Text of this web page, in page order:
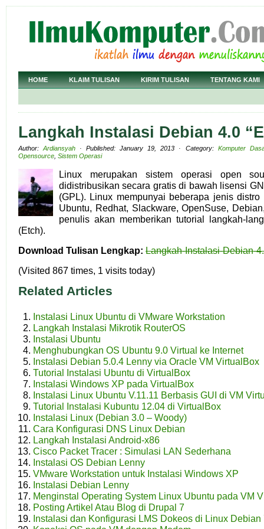
HOME KLAIM TULISAN KIRIM TULISAN TENTANG KAMI
Langkah Instalasi Debian 4.0
Author:Ardiansyah · Published: January 19, 2013 · Category: Komputer
Opensource Sistem Operasi
Linux merupakan sistem operasi open
didistribusikan secara gratis di bawah lisensi
(GPL). Linux mempunyai beberapa jenis
Ubuntu, Redhat, Slackware, OpenSuse,
penulis akan memberikan tutorial langkah-
(Etch).
Download Tulisan Lengkap: Langkah-Instalasi-Debian-
(Visited 867 times, 1 visits today)
Related Articles
Instalasi Linux Ubuntu di VMware Workstation
Langkah Instalasi Mikrotik RouterOS
Instalasi Ubuntu
Menghubungkan OS Ubuntu 9.0 Virtual ke Internet
Instalasi Debian 5.0.4 Lenny via Oracle VM VirtualBox
Tutorial Instalasi Ubuntu di VirtualBox
Instalasi Windows XP pada VirtualBox
Instalasi Linux Ubuntu V.11.11 Berbasis GUI di VM
Tutorial Instalasi Kubuntu 12.04 di VirtualBox
Instalasi Linux (Debian 3.0 – Woody)
Cara Konfigurasi DNS Linux Debian
Langkah Instalasi Android-x86
Cisco Packet Tracer : Simulasi LAN Sederhana
Instalasi OS Debian Lenny
VMware Workstation untuk Instalasi Windows XP
Instalasi Debian Lenny
Menginstal Operating System Linux Ubuntu pada VM
Posting Artikel Atau Blog di Drupal 7
Instalasi dan Konfigurasi LMS Dokeos di Linux Debian